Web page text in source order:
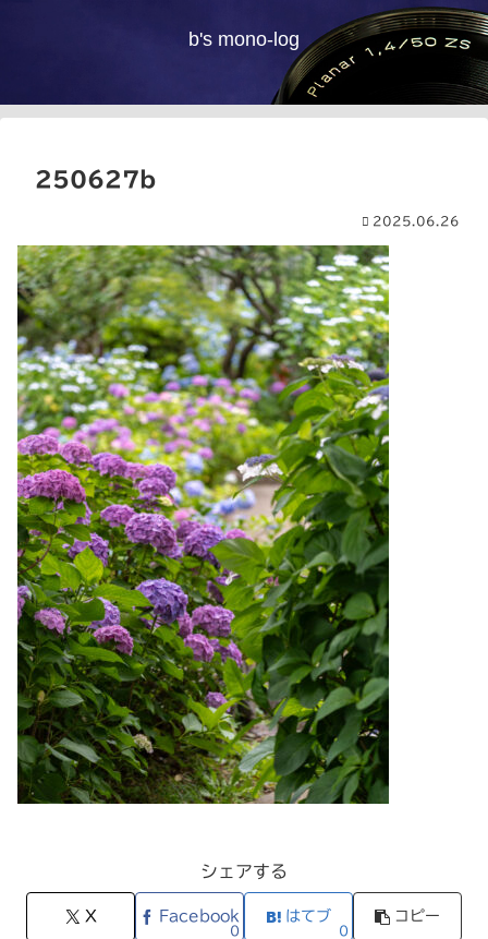
b's mono-log
250627b
2025.06.26
シェアする
X Facebook
0
はてブ
0
コピー